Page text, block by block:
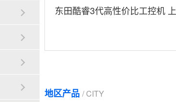
东田酷睿3代高性价比工控机 上
地区产品 / CITY